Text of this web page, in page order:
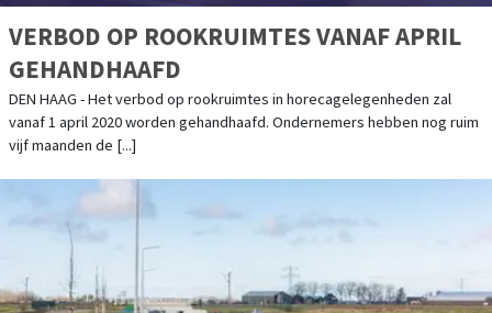
VERBOD OP ROOKRUIMTES VANAF APRIL
GEHANDHAAFD
DEN HAAG - Het verbod op rookruimtes in horecagelegenheden zal
vanaf 1 april 2020 worden gehandhaafd. Ondernemers hebben nog ruim
vijf maanden de [...]